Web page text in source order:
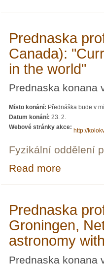
Prednaska
Canada):
in the world"
Prednaska konana
Místo konání: Přednáška bude v
Datum konání: 23. 2.
Webové stránky akce:
http://
Fyzikální oddělení
Read more
Prednaska
Groningen,
astronomy
Prednaska konana